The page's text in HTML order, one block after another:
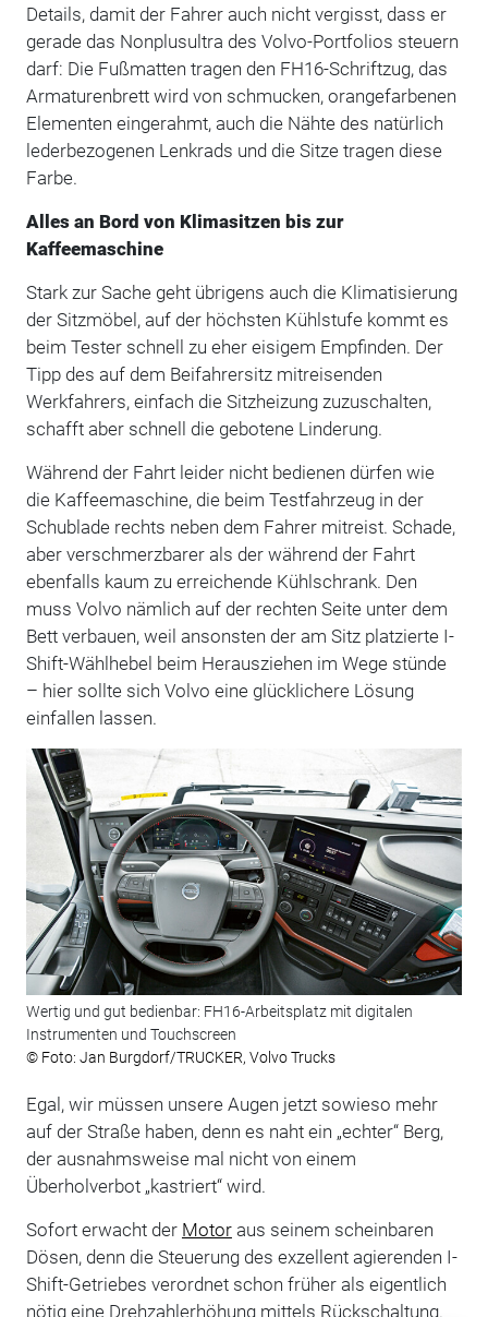
Details, damit der Fahrer auch nicht vergisst, dass er
gerade das Nonplusultra des Volvo-Portfolios steuern
darf: Die Fußmatten tragen den FH16-Schriftzug, das
Armaturenbrett wird von schmucken, orangefarbenen
Elementen eingerahmt, auch die Nähte des natürlich
lederbezogenen Lenkrads und die Sitze tragen diese
Farbe.
Alles an Bord von Klimasitzen bis zur
Kaffeemaschine
Stark zur Sache geht übrigens auch die Klimatisierung
der Sitzmöbel, auf der höchsten Kühlstufe kommt es
beim Tester schnell zu eher eisigem Empfinden. Der
Tipp des auf dem Beifahrersitz mitreisenden
Werkfahrers, einfach die Sitzheizung zuzuschalten,
schafft aber schnell die gebotene Linderung.
Während der Fahrt leider nicht bedienen dürfen wie
die Kaffeemaschine, die beim Testfahrzeug in der
Schublade rechts neben dem Fahrer mitreist. Schade,
aber verschmerzbarer als der während der Fahrt
ebenfalls kaum zu erreichende Kühlschrank. Den
muss Volvo nämlich auf der rechten Seite unter dem
Bett verbauen, weil ansonsten der am Sitz platzierte I-
Shift-Wählhebel beim Herausziehen im Wege stünde
– hier sollte sich Volvo eine glücklichere Lösung
einfallen lassen.
Wertig und gut bedienbar: FH16-Arbeitsplatz mit digitalen
Instrumenten und Touchscreen
© Foto: Jan Burgdorf/TRUCKER, Volvo Trucks
Egal, wir müssen unsere Augen jetzt sowieso mehr
auf der Straße haben, denn es naht ein „echter“ Berg,
der ausnahmsweise mal nicht von einem
Überholverbot „kastriert“ wird.
Sofort erwacht der Motoraus seinem scheinbaren
Dösen, denn die Steuerung des exzellent agierenden ­I-
Shift-Getriebes verordnet schon früher als eigentlich
nötig eine Drehzahlerhöhung mittels Rückschaltung.